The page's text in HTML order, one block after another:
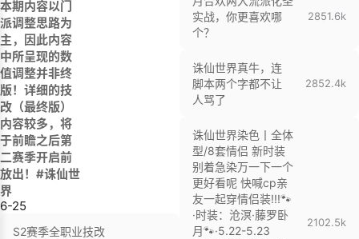
本期内容以门
派调整思路为
主，因此内容
中所呈现的数
值调整并非终
版！详细的技
改（最终版）
内容较多，将
于前瞻之后第
二赛季开启前
放出！#诛仙世
界
6-25
S2赛季全职业技改
实战，你更喜欢哪
个？
2851.6k
诛仙世界真牛，连
脚本两个字都不让
人骂了
2852.4k
诛仙世界染色丨全体
型/8套情侣 新时装
别着急染万一下一个
更好看呢 快喊cp亲
友一起穿情侣装!!!🐾
·时装：沧溟·藤罗卧
月🐾·5.22-5.23
2102.5k